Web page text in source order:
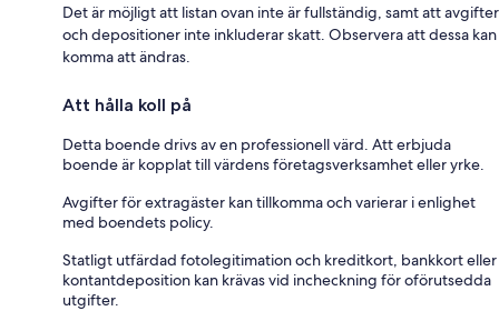
Det är möjligt att listan ovan inte är fullständig, samt att avgifter
och depositioner inte inkluderar skatt. Observera att dessa kan
komma att ändras.
Att hålla koll på
Detta boende drivs av en professionell värd. Att erbjuda
boende är kopplat till värdens företagsverksamhet eller yrke.
Avgifter för extragäster kan tillkomma och varierar i enlighet
med boendets policy.
Statligt utfärdad fotolegitimation och kreditkort, bankkort eller
kontantdeposition kan krävas vid incheckning för oförutsedda
utgifter.